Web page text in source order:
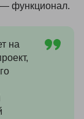
функционал.
на